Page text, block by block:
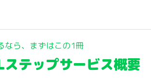
なら、まずはこの1冊
ステップサービス概要